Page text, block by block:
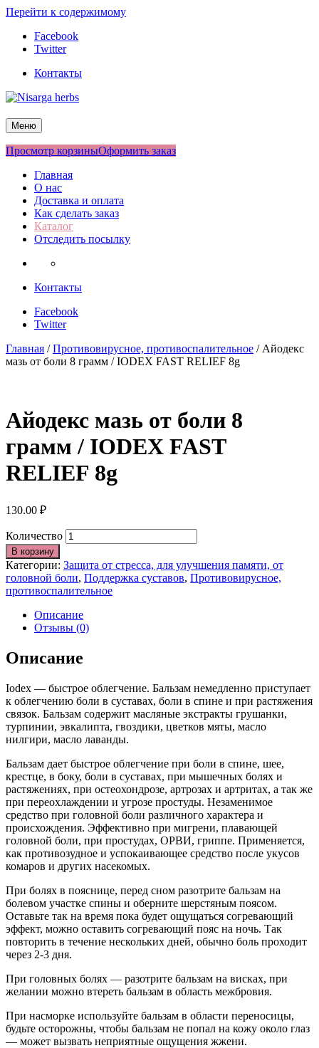
Перейти к содержимому
Facebook
Twitter
Контакты
Nisarga herbs
Меню
Просмотр корзиныОформить заказ
Главная
О нас
Доставка и оплата
Как сделать заказ
Каталог
Отследить посылку
Контакты
Facebook
Twitter
Главная /Противовирусное, противоспалительное / Айодекс
мазь от боли 8 грамм / IODEX FAST RELIEF 8g
Айодекс мазь от боли 8
грамм / IODEX FAST
RELIEF 8g
130.00 ₽
Количество
В корзину
Категории: Защита от стресса, для улучшения памяти, от
головной боли, Поддержка суставов, Противовирусное,
противоспалительное
Описание
Отзывы (0)
Описание
Iodex — быстрое облегчение. Бальзам немедленно приступает
к облегчению боли в суставах, боли в спине и при растяжения
связок. Бальзам содержит масляные экстракты грушанки,
турпинии, эвкалипта, гвоздики, цветков мяты, масло
нилгири, масло лаванды.
Бальзам дает быстрое облегчение при боли в спине, шее,
крестце, в боку, боли в суставах, при мышечных болях и
растяжениях, при остеохондрозе, артрозах и артритах, а так же
при переохлаждении и угрозе простуды. Незаменимое
средство при головной боли различного характера и
происхождения. Эффективно при мигрени, плавающей
головной боли, при простудах, ОРВИ, гриппе. Применяется,
как противозудное и успокаивающее средство после укусов
комаров и других насекомых.
При болях в пояснице, перед сном разотрите бальзам на
болевом участке спины и оберните шерстяным поясом.
Оставьте так на время пока будет ощущаться согревающий
эффект, можно оставить согревающий пояс на ночь. Так
повторить в течение нескольких дней, обычно боль проходит
через 2-3 дня.
При головных болях — разотрите бальзам на висках, при
желании можно втереть бальзам в область межбровия.
При насморке используйте бальзам в области переносицы,
будьте осторожны, чтобы бальзам не попал на кожу около глаз
— может вызвать неприятные ощущения жжени.